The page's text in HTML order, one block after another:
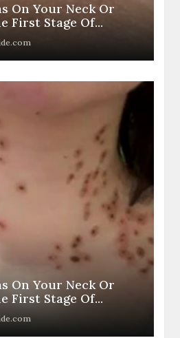
On Your Neck Or
First Stage Of...
On Your Neck Or
First Stage Of...